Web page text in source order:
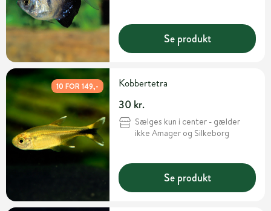
Se produkt
10 FOR 149,- Kobbertetra
30 kr.
Sælges kun i center - gælder
ikke Amager og Silkeborg
Se produkt